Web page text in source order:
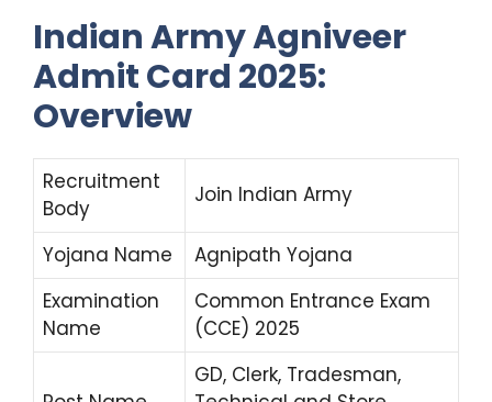
Indian Army Agniveer
Admit Card 2025:
Overview
Recruitment
Body
Join Indian Army
Yojana Name
Agnipath Yojana
Examination
Name
Common Entrance Exam
(CCE) 2025
GD, Clerk, Tradesman,